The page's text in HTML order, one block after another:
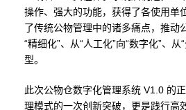
操作、强大的功能，获得了各使用单
了传统公物管理中的诸多痛点，推动
“精细化”、从“人工化”向“数字化”、从
型。
此次公物仓数字化管理系统 V1.0 的
理模式的一次创新突破，更是践行高